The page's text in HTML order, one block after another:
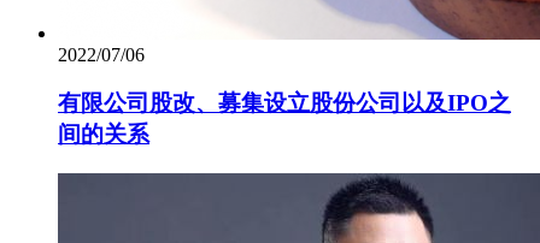
2022/07/06
有限公司股改、募集设立股份公司以及IPO之
间的关系